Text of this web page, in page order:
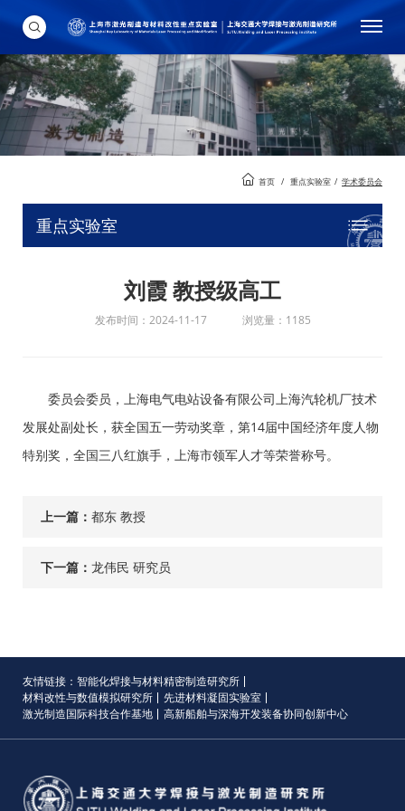
首页 / 重点实验室 / 学术委员会
重点实验室
刘霞 教授级高工
发布时间：2024-11-17 浏览量：1185
委员会委员，上海电气电站设备有限公司上海汽轮机厂技术
发展处副处长，获全国五一劳动奖章，第14届中国经济年度人物
特别奖，全国三八红旗手，上海市领军人才等荣誉称号。
上一篇： 都东 教授
下一篇： 龙伟民 研究员
友情链接： 智能化焊接与材料精密制造研究所
材料改性与数值模拟研究所
先进材料凝固实验室
激光制造国际科技合作基地
高新船舶与深海开发装备协同创新中心